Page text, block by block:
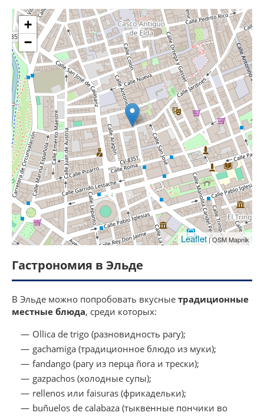
+
−
Leaflet| OSM Mapnik
Гастрономия в Эльде
В Эльде можно попробовать вкусные традиционные
местные блюда, среди которых:
Ollica de trigo (разновидность рагу);
gachamiga (традиционное блюдо из муки);
fandango (рагу из перца ñora и трески);
gazpachos (холодные супы);
rellenos или faisuras (фрикадельки);
buñuelos de calabaza (тыквенные пончики во